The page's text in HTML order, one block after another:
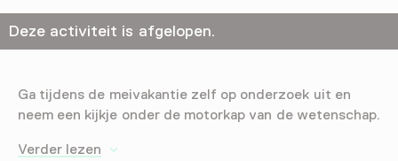
Deze activiteit is afgelopen.
Ga tijdens de meivakantie zelf op onderzoek uit en
neem een kijkje onder de motorkap van de wetenschap.
Verder lezen